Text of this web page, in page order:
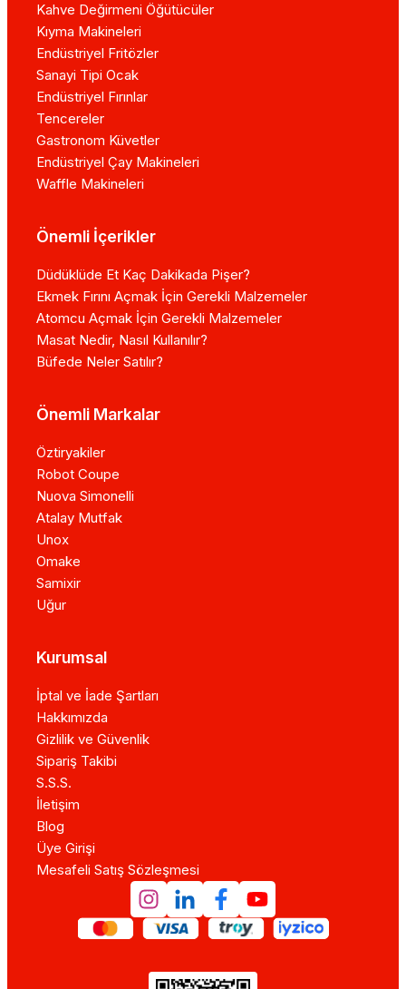
Kahve Değirmeni Öğütücüler
Kıyma Makineleri
Endüstriyel Fritözler
Sanayi Tipi Ocak
Endüstriyel Fırınlar
Tencereler
Gastronom Küvetler
Endüstriyel Çay Makineleri
Waffle Makineleri
Önemli İçerikler
Düdüklüde Et Kaç Dakikada Pişer?
Ekmek Fırını Açmak İçin Gerekli Malzemeler
Atomcu Açmak İçin Gerekli Malzemeler
Masat Nedir, Nasıl Kullanılır?
Büfede Neler Satılır?
Önemli Markalar
Öztiryakiler
Robot Coupe
Nuova Simonelli
Atalay Mutfak
Unox
Omake
Samixir
Uğur
Kurumsal
İptal ve İade Şartları
Hakkımızda
Gizlilik ve Güvenlik
Sipariş Takibi
S.S.S.
İletişim
Blog
Üye Girişi
Mesafeli Satış Sözleşmesi